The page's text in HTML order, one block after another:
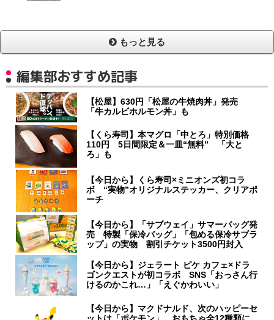
もっと見る
編集部おすすめ記事
【松屋】630円「松屋の牛焼肉丼」発売
「牛カルビホルモン丼」も
【くら寿司】本マグロ「中とろ」特別価格
110円 5日間限定＆一皿“無料” 「大と
ろ」も
【今日から】くら寿司×ミニオンズ初コラ
ボ “実物”オリジナルステッカー、クリアポ
ーチ
【今日から】「サブウェイ」サマーバッグ発
売 特製「保冷バッグ」「包める保冷サブラ
ップ」の実物 割引チケット3500円封入
【今日から】ジェラート ピケ カフェ×ドラ
ゴンクエストが初コラボ SNS「おっさん行
けるのかこれ…」「えぐかわいい」
【今日から】マクドナルド、次のハッピーセ